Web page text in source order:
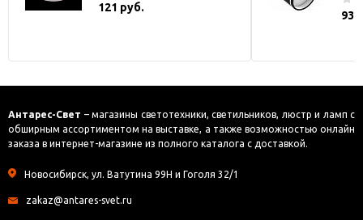
121 руб.
Антарес-Свет – магазины светотехники, светильников, люстр и ламп с
обширным ассортиментом на выставке, а также возможностью онлайн
заказа в интернет-магазине из полного каталога с доставкой.
Новосибирск, ул. Ватутина 99Н и Гоголя 32/1
zakaz@antares-svet.ru